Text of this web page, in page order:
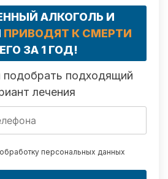
АЛКОГОЛЬ И
ПРИВОДЯТ К СМЕРТИ
ЗА 1 ГОД!
подходящий
лечения
персональных данных